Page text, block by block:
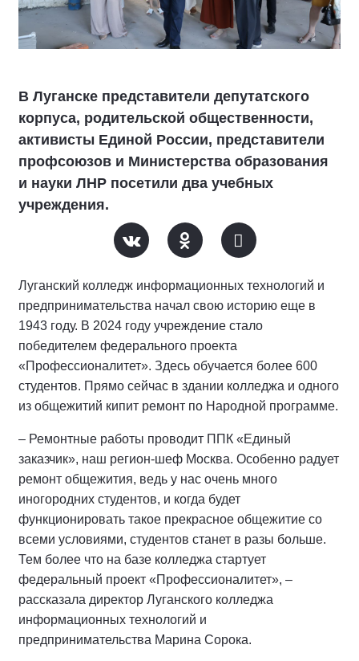
В Луганске представители депутатского
корпуса, родительской общественности,
активисты Единой России, представители
профсоюзов и Министерства образования
и науки ЛНР посетили два учебных
учреждения.
Луганский колледж информационных технологий и
предпринимательства начал свою историю еще в
1943 году. В 2024 году учреждение стало
победителем федерального проекта
«Профессионалитет». Здесь обучается более 600
студентов. Прямо сейчас в здании колледжа и одного
из общежитий кипит ремонт по Народной программе.
– Ремонтные работы проводит ППК «Единый
заказчик», наш регион-шеф Москва. Особенно радует
ремонт общежития, ведь у нас очень много
иногородних студентов, и когда будет
функционировать такое прекрасное общежитие со
всеми условиями, студентов станет в разы больше.
Тем более что на базе колледжа стартует
федеральный проект «Профессионалитет», –
рассказала директор Луганского колледжа
информационных технологий и
предпринимательства Марина Сорока.